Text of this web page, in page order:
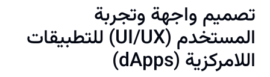
تصميم واجهة وتجربة
المستخدم (UI/UX) للتطبيقات
اللامركزية (dApps)